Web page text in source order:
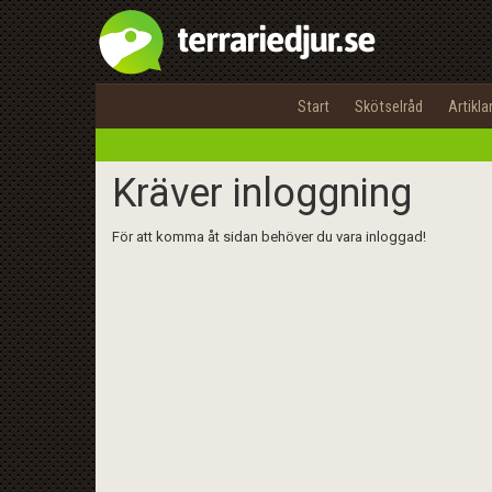
Start Skötselråd Artiklar
Kräver inloggning
För att komma åt sidan behöver du vara inloggad!